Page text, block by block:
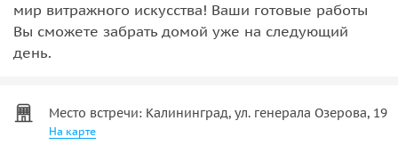
мир витражного искусства! Ваши готовые работы
Вы сможете забрать домой уже на следующий
день.
Место встречи: Калининград, ул. генерала Озерова, 19
На карте